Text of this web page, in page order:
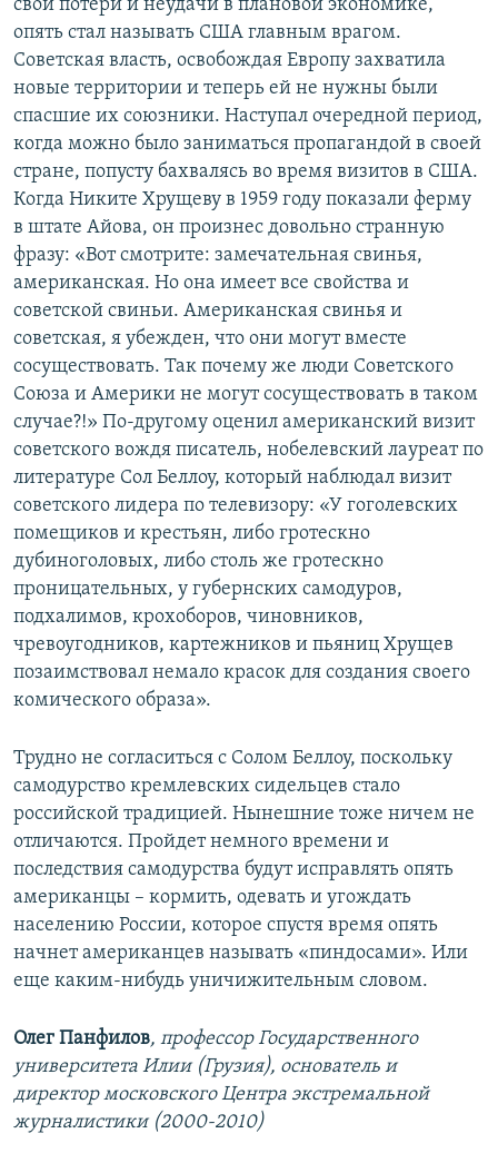
свои потери и неудачи в плановой экономике,
опять стал называть США главным врагом.
Советская власть, освобождая Европу захватила
новые территории и теперь ей не нужны были
спасшие их союзники. Наступал очередной период,
когда можно было заниматься пропагандой в своей
стране, попусту бахвалясь во время визитов в США.
Когда Никите Хрущеву в 1959 году показали ферму
в штате Айова, он произнес довольно странную
фразу: «Вот смотрите: замечательная свинья,
американская. Но она имеет все свойства и
советской свиньи. Американская свинья и
советская, я убежден, что они могут вместе
сосуществовать. Так почему же люди Советского
Союза и Америки не могут сосуществовать в таком
случае?!» По-другому оценил американский визит
советского вождя писатель, нобелевский лауреат по
литературе Сол Беллоу, который наблюдал визит
советского лидера по телевизору: «У гоголевских
помещиков и крестьян, либо гротескно
дубиноголовых, либо столь же гротескно
проницательных, у губернских самодуров,
подхалимов, крохоборов, чиновников,
чревоугодников, картежников и пьяниц Хрущев
позаимствовал немало красок для создания своего
комического образа».
Трудно не согласиться с Солом Беллоу, поскольку
самодурство кремлевских сидельцев стало
российской традицией. Нынешние тоже ничем не
отличаются. Пройдет немного времени и
последствия самодурства будут исправлять опять
американцы – кормить, одевать и угождать
населению России, которое спустя время опять
начнет американцев называть «пиндосами». Или
еще каким-нибудь уничижительным словом.
Олег Панфилов, профессор Государственного
университета Илии (Грузия), основатель и
директор московского Центра экстремальной
журналистики (2000-2010)